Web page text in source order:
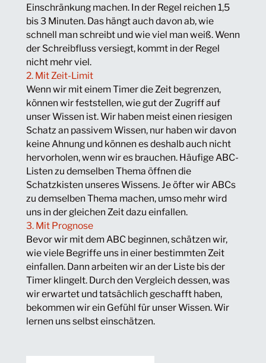
Einschränkung machen. In der Regel reichen 1,5
bis 3 Minuten. Das hängt auch davon ab, wie
schnell man schreibt und wie viel man weiß. Wenn
der Schreibfluss versiegt, kommt in der Regel
nicht mehr viel.
2. Mit Zeit-Limit
Wenn wir mit einem Timer die Zeit begrenzen,
können wir feststellen, wie gut der Zugriff auf
unser Wissen ist. Wir haben meist einen riesigen
Schatz an passivem Wissen, nur haben wir davon
keine Ahnung und können es deshalb auch nicht
hervorholen, wenn wir es brauchen. Häufige ABC-
Listen zu demselben Thema öffnen die
Schatzkisten unseres Wissens. Je öfter wir ABCs
zu demselben Thema machen, umso mehr wird
uns in der gleichen Zeit dazu einfallen.
3. Mit Prognose
Bevor wir mit dem ABC beginnen, schätzen wir,
wie viele Begriffe uns in einer bestimmten Zeit
einfallen. Dann arbeiten wir an der Liste bis der
Timer klingelt. Durch den Vergleich dessen, was
wir erwartet und tatsächlich geschafft haben,
bekommen wir ein Gefühl für unser Wissen. Wir
lernen uns selbst einschätzen.